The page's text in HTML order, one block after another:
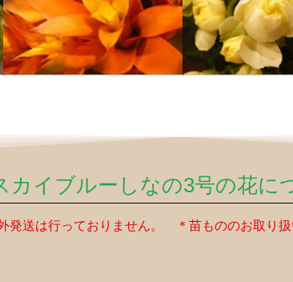
カイブルーしなの3号の花に
発送は行っておりません。 ＊苗もののお取り扱